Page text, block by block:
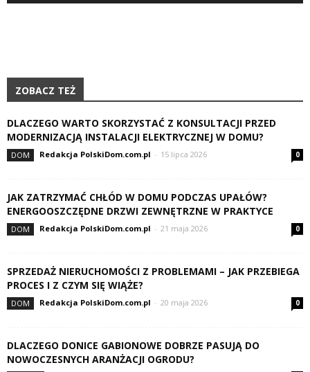
ZOBACZ TEŻ
DLACZEGO WARTO SKORZYSTAĆ Z KONSULTACJI PRZED
MODERNIZACJĄ INSTALACJI ELEKTRYCZNEJ W DOMU?
DOM Redakcja PolskiDom.com.pl - 15 lipca 2026 0
JAK ZATRZYMAĆ CHŁÓD W DOMU PODCZAS UPAŁÓW?
ENERGOOSZCZĘDNE DRZWI ZEWNĘTRZNE W PRAKTYCE
DOM Redakcja PolskiDom.com.pl - 21 maja 2026 0
SPRZEDAŻ NIERUCHOMOŚCI Z PROBLEMAMI – JAK PRZEBIEGA
PROCES I Z CZYM SIĘ WIĄŻE?
DOM Redakcja PolskiDom.com.pl - 20 maja 2026 0
DLACZEGO DONICE GABIONOWE DOBRZE PASUJĄ DO
NOWOCZESNYCH ARANŻACJI OGRODU?